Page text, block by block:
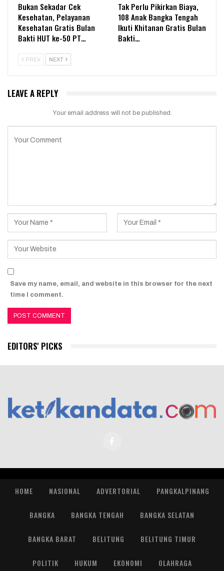
Bukan Sekadar Cek
Kesehatan, Pelayanan
Kesehatan Gratis Bulan
Bakti HUT ke-50 PT…
Tak Perlu Pikirkan Biaya,
108 Anak Bangka Tengah
Ikuti Khitanan Gratis Bulan
Bakti…
PREV NEXT
LEAVE A REPLY
Your email address will not be published.
Save my name, email, and website in this browser for the next
time I comment.
EDITORS' PICKS
HOME NASIONAL ADVERTORIAL PANGKALPINANG
BANGKA BANGKA TENGAH BANGKA SELATAN
BANGKA BARAT BELITUNG BELITUNG TIMUR
POLITIK HUKUM EKONOMI OLAHRAGA